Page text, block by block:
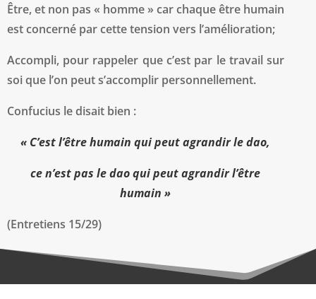
Être, et non pas « homme » car chaque être humain
est concerné par cette tension vers l’amélioration;
Accompli, pour rappeler que c’est par le travail sur
soi que l’on peut s’accomplir personnellement.
Confucius le disait bien :
« C’est l’être humain qui peut agrandir le dao,
ce n’est pas le dao qui peut agrandir l’être
humain »
(Entretiens 15/29)